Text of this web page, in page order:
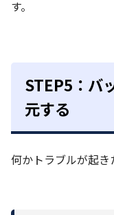
す。
STEP5：バ
元する
何かトラブルが起き